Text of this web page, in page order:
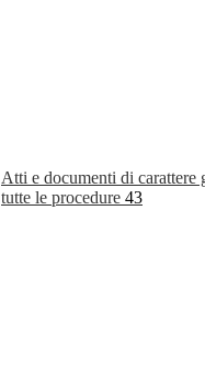
Atti e documenti di carattere
tutte le procedure 43